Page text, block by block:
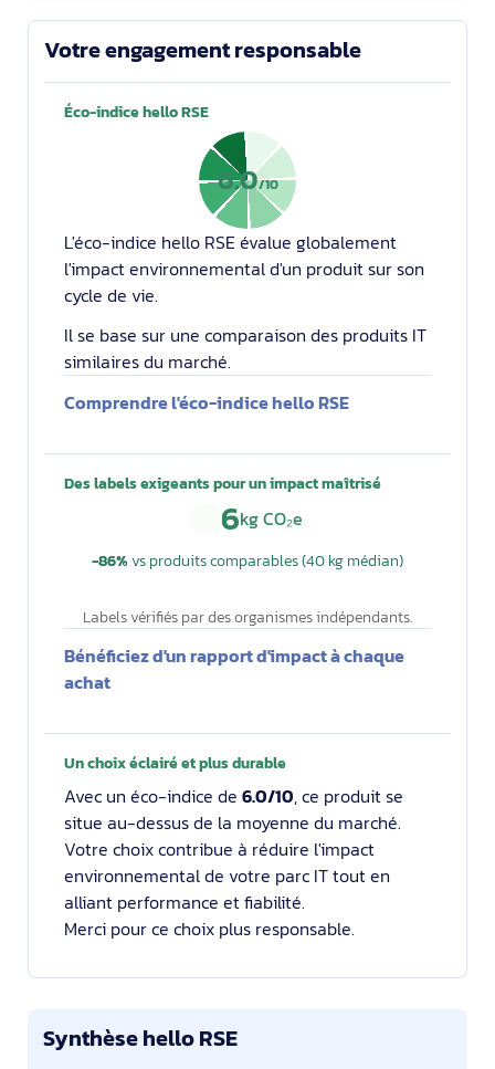
Votre engagement responsable
Éco-indice hello RSE
6.0/10
L'éco-indice hello RSE évalue globalement
l'impact environnemental d'un produit sur son
cycle de vie.
Il se base sur une comparaison des produits IT
similaires du marché.
Comprendre l'éco-indice hello RSE
Des labels exigeants pour un impact maîtrisé
6kg CO₂e
−86%vs produits comparables (40 kg médian)
Labels vérifiés par des organismes indépendants.
Bénéficiez d'un rapport d'impact à chaque
achat
Un choix éclairé et plus durable
Avec un éco-indice de 6.0/10, ce produit se
situe au-dessus de la moyenne du marché.
Votre choix contribue à réduire l'impact
environnemental de votre parc IT tout en
alliant performance et fiabilité.
Merci pour ce choix plus responsable.
Synthèse hello RSE